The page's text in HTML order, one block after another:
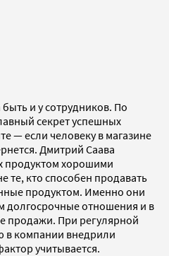
и у сотрудников. По
секрет успешных
— если человеку в магазине
Дмитрий Саава
продуктом хорошими
те, кто способен продавать
продуктом. Именно они
долгосрочные отношения и в
продажи. При регулярной
в компании внедрили
учитывается.